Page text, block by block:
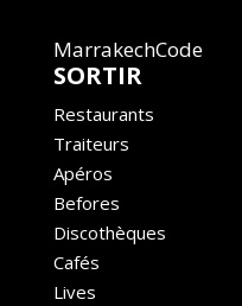
MarrakechCode
SORTIR
Restaurants
Traiteurs
Apéros
Befores
Discothèques
Cafés
Lives